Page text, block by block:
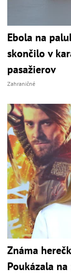
Ebola na
skončilo v
pasažierov
Zahraničné
Známa
Poukázala